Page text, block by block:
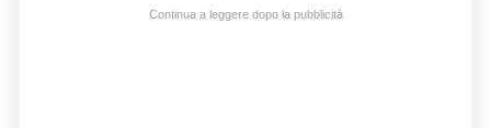
Continua a leggere dopo la pubblicità